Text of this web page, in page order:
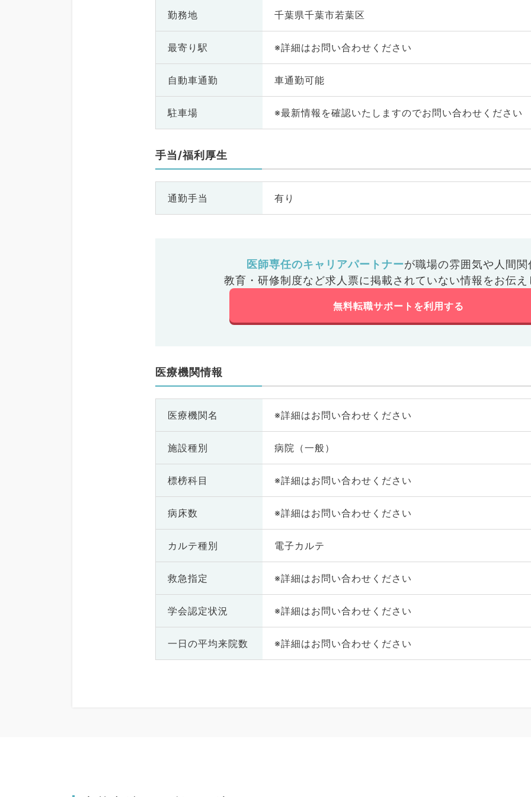
勤務地 千葉県千葉市若葉区
最寄り駅 ※詳細はお問い合わせください
自動車通勤 車通勤可能
駐車場 ※最新情報を確認いたしますのでお問い合わせください
手当/福利厚生
通勤手当 有り
医師専任のキャリアパートナーが職場の雰囲気や人間関
教育・研修制度など求人票に掲載されていない情報をお伝え
無料転職サポートを利用する
医療機関情報
医療機関名 ※詳細はお問い合わせください
施設種別 病院（一般）
標榜科目 ※詳細はお問い合わせください
病床数 ※詳細はお問い合わせください
カルテ種別 電子カルテ
救急指定 ※詳細はお問い合わせください
学会認定状況 ※詳細はお問い合わせください
一日の平均来院数 ※詳細はお問い合わせください